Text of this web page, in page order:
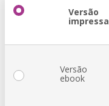
Versão
impressa
Versão
ebook